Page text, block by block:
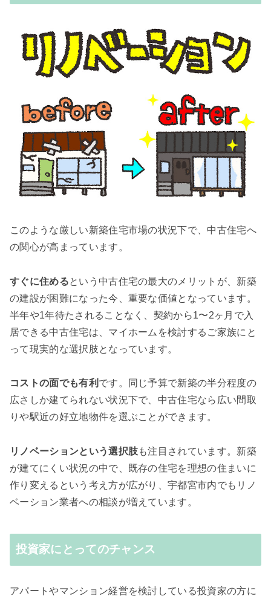
このような厳しい新築住宅市場の状況下で、中古住宅へ
の関心が高まっています。
すぐに住めるという中古住宅の最大のメリットが、新築
の建設が困難になった今、重要な価値となっています。
半年や1年待たされることなく、契約から1〜2ヶ月で入
居できる中古住宅は、マイホームを検討するご家族にと
って現実的な選択肢となっています。
コストの面でも有利 です。同じ予算で新築の半分程度の
広さしか建てられない状況下で、中古住宅なら広い間取
りや駅近の好立地物件を選ぶことができます。
リノベーションという選択肢も注目されています。新築
が建てにくい状況の中で、既存の住宅を理想の住まいに
作り変えるという考え方が広がり、宇都宮市内でもリノ
ベーション業者への相談が増えています。
投資家にとってのチャンス
アパートやマンション経営を検討している投資家の方に